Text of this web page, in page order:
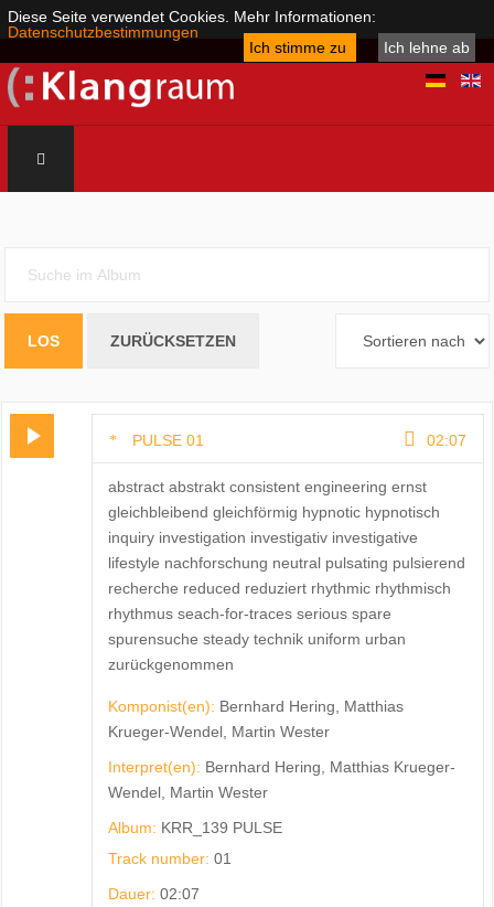
PULSE 01 02:07
abstract abstrakt consistent engineering ernst
gleichbleibend gleichförmig hypnotic hypnotisch
inquiry investigation investigativ investigative
lifestyle nachforschung neutral pulsating pulsierend
recherche reduced reduziert rhythmic rhythmisch
rhythmus seach-for-traces serious spare
spurensuche steady technik uniform urban
zurückgenommen
Komponist(en): Bernhard Hering, Matthias
Krueger-Wendel, Martin Wester
Interpret(en): Bernhard Hering, Matthias Krueger-
Wendel, Martin Wester
Album: KRR_139 PULSE
Track number: 01
Dauer: 02:07
Diese Seite verwendet Cookies. Mehr Informationen:
Datenschutzbestimmungen
Ich stimme zu
Ich lehne ab